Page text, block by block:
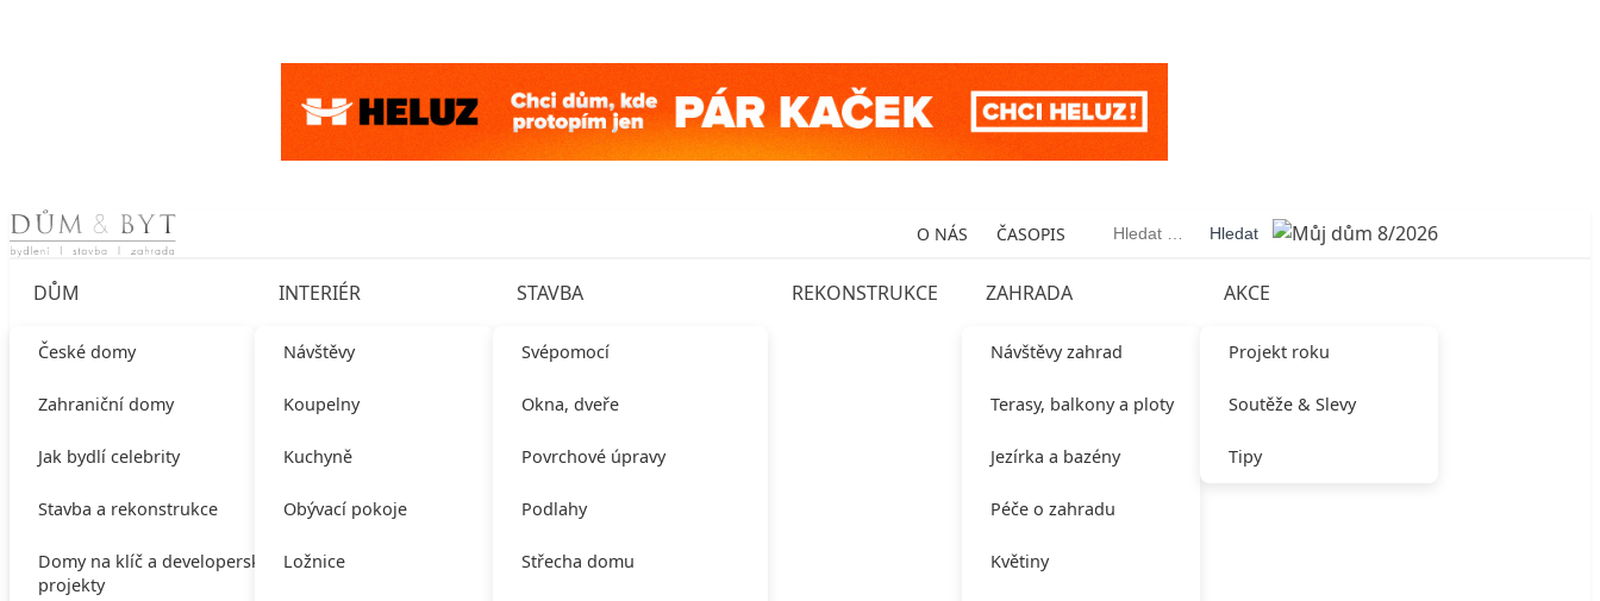
Skip to content O NÁS ČASOPIS Vyhledávání
DŮM
České domy
Zahraniční domy
Jak bydlí celebrity
Stavba a rekonstrukce
Domy na klíč a developerské
projekty
INTERIÉR
Návštěvy
Koupelny
Kuchyně
Obývací pokoje
Ložnice
STAVBA
Svépomocí
Okna, dveře
Povrchové úpravy
Podlahy
Střecha domu
REKONSTRUKCE ZAHRADA
Návštěvy zahrad
Terasy, balkony a ploty
Jezírka a bazény
Péče o zahradu
Květiny
AKCE
Projekt roku
Soutěže & Slevy
Tipy